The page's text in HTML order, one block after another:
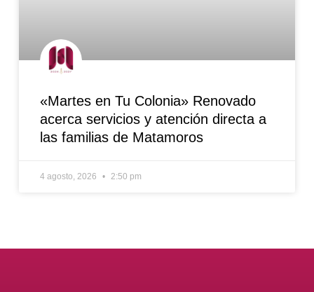
«Martes en Tu Colonia» Renovado
acerca servicios y atención directa a
las familias de Matamoros
4 agosto, 2026 2:50 pm